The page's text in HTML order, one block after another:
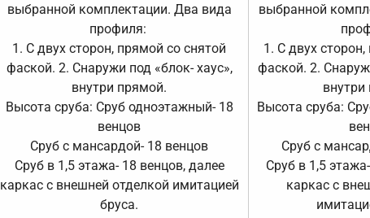
выбранной комплектации. Два вида
профиля:
1. С двух сторон, прямой со снятой
фаской. 2. Снаружи под «блок- хаус»,
внутри прямой.
Высота сруба: Сруб одноэтажный- 18
венцов
Сруб с мансардой- 18 венцов
Сруб в 1,5 этажа- 18 венцов, далее
каркас с внешней отделкой имитацией
бруса.
выбранной
1. С двух
фаской. 2.
Высота сруба:
Сруб с
Сруб в 1,5
каркас с